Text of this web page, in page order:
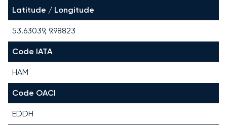
Latitude / Longitude
53.63039, 9.98823
Code IATA
HAM
Code OACI
EDDH